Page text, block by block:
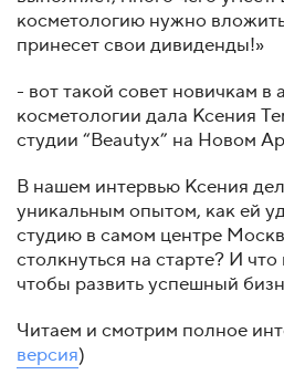
косметологию нужно
принесет свои дивиденды!»
- вот такой совет новичкам в
косметологии дала Ксения
студии “Beautyx” на Новом
В нашем интервью Ксения
уникальным опытом, как ей
студию в самом центре
столкнуться на старте? И
чтобы развить успешный
Читаем и смотрим полное
версия)